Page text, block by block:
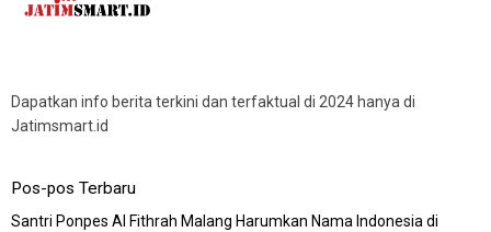
Dapatkan info berita terkini dan terfaktual di 2024 hanya di
Jatimsmart.id
Pos-pos Terbaru
Santri Ponpes Al Fithrah Malang Harumkan Nama Indonesia di